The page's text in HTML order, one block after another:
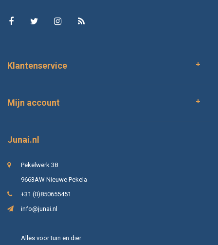
Klantenservice
Mijn account
Junai.nl
Pekelwerk 38
9663AW Nieuwe Pekela
+31 (0)850655451
info@junai.nl
Alles voor tuin en dier